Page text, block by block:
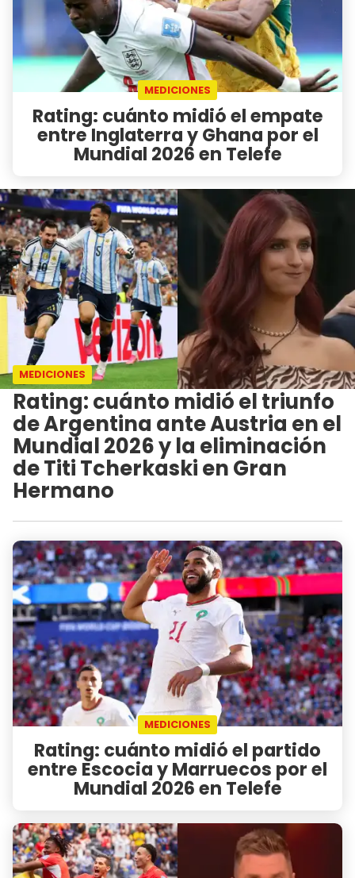
MEDICIONES
Rating: cuánto midió el empate
entre Inglaterra y Ghana por el
Mundial 2026 en Telefe
MEDICIONES
Rating: cuánto midió el triunfo
de Argentina ante Austria en el
Mundial 2026 y la eliminación
de Titi Tcherkaski en Gran
Hermano
MEDICIONES
Rating: cuánto midió el partido
entre Escocia y Marruecos por el
Mundial 2026 en Telefe